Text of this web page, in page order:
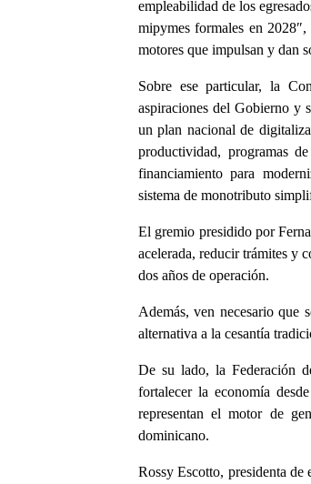
empleabilidad de los
mipymes formales en
motores que impulsan y dan
Sobre ese particular, la
aspiraciones del Gobierno y
un plan nacional de
productividad, programas
financiamiento para
sistema de monotributo
El gremio presidido por
acelerada, reducir trámites y
dos años de operación.
Además, ven necesario que
alternativa a la cesantía
De su lado, la Federación
fortalecer la economía
representan el motor de
dominicano.
Rossy Escotto, presidenta de